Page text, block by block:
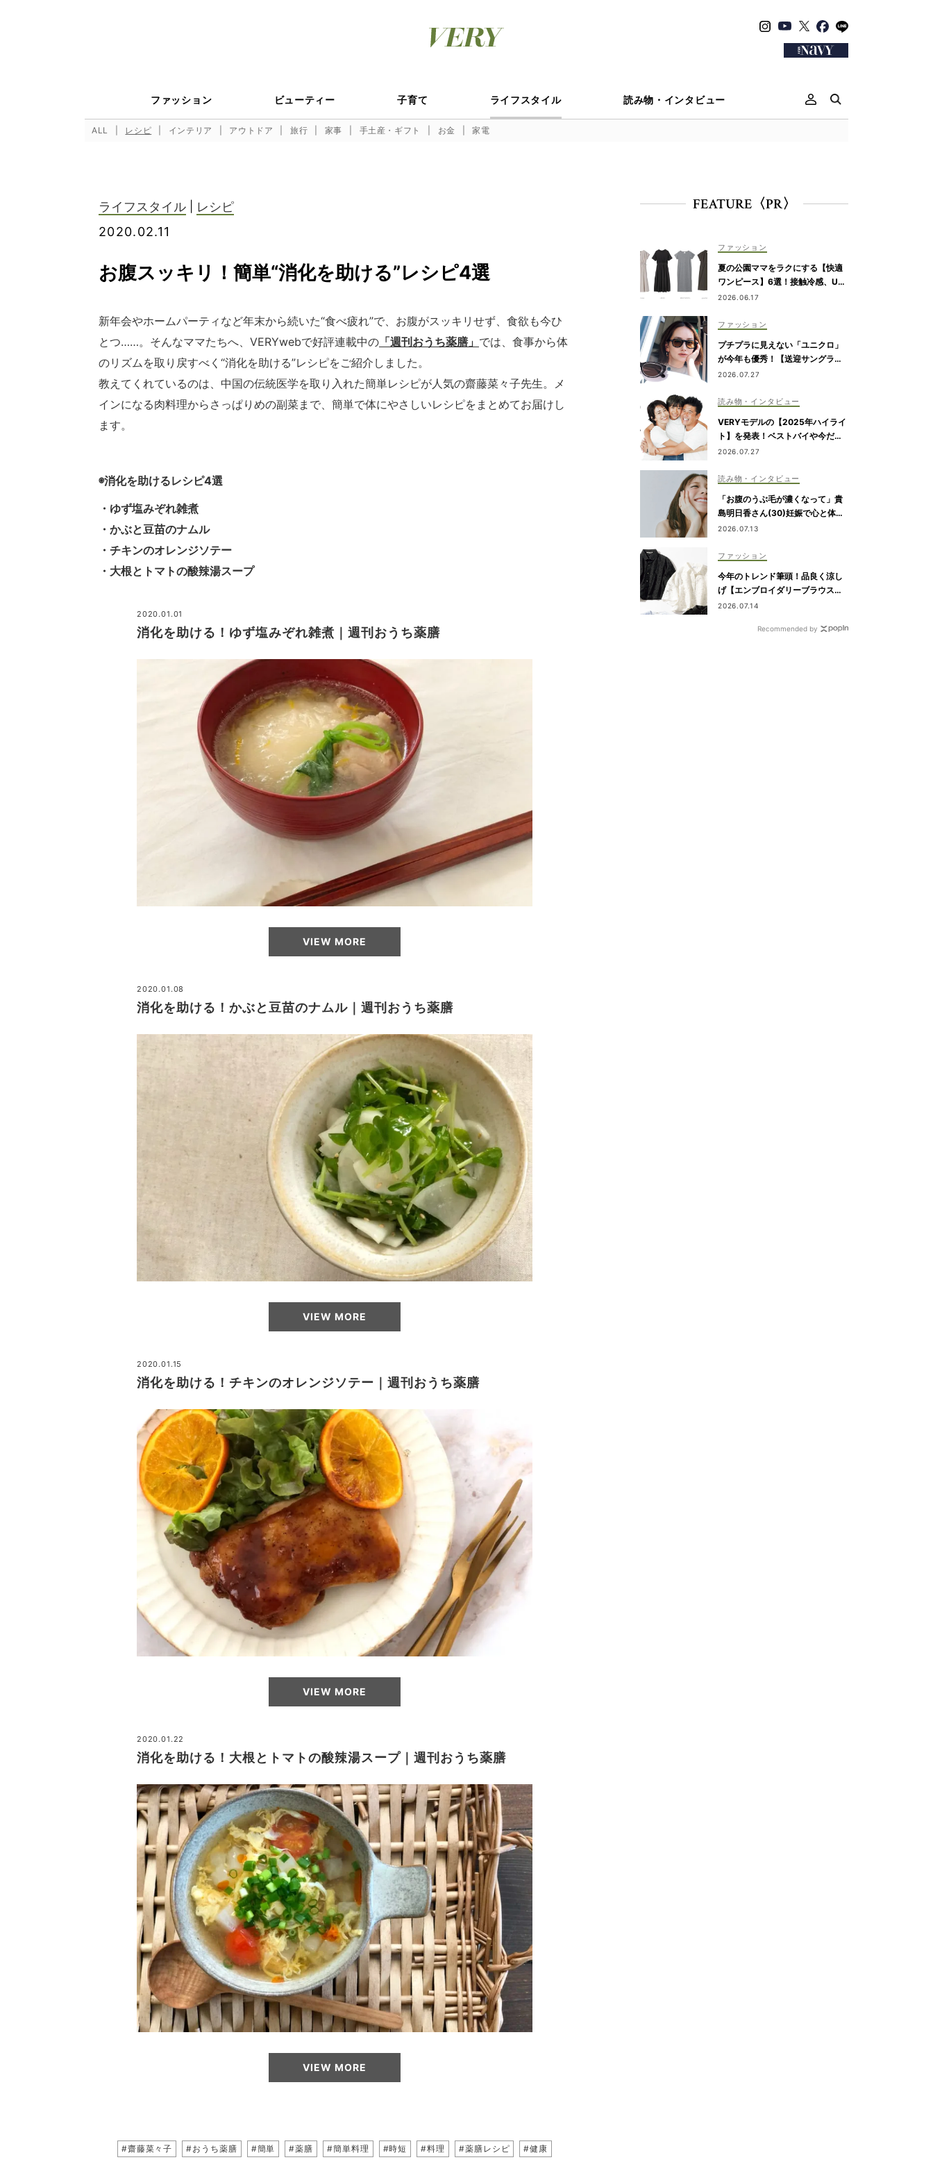
ファッション ビューティー 子育て ライフスタイル 読み物・インタビュー
ALL レシピ インテリア アウトドア 旅行 家事 手土産・ギフト お金 家電
ライフスタイル
レシピ
2020.02.11
お腹スッキリ！簡単“消化を助ける”レシピ4選
新年会やホームパーティなど年末から続いた“食べ疲れ”で、お腹がスッキリせず、食欲も今ひ
とつ……。そんなママたちへ、VERYwebで好評連載中の 「週刊おうち薬膳」 では、食事から体
のリズムを取り戻すべく“消化を助ける”レシピをご紹介しました。
教えてくれているのは、中国の伝統医学を取り入れた簡単レシピが人気の齋藤菜々子先生。メ
インになる肉料理からさっぱりめの副菜まで、簡単で体にやさしいレシピをまとめてお届けし
ます。
◉消化を助けるレシピ4選
・ゆず塩みぞれ雑煮
・かぶと豆苗のナムル
・チキンのオレンジソテー
・大根とトマトの酸辣湯スープ
2020.01.01
消化を助ける！ゆず塩みぞれ雑煮｜週刊おうち薬膳
VIEW MORE
2020.01.08
消化を助ける！かぶと豆苗のナムル｜週刊おうち薬膳
VIEW MORE
2020.01.15
消化を助ける！チキンのオレンジソテー｜週刊おうち薬膳
VIEW MORE
2020.01.22
消化を助ける！大根とトマトの酸辣湯スープ｜週刊おうち薬膳
VIEW MORE
#齋藤菜々子 #おうち薬膳 #簡単 #薬膳 #簡単料理 #時短 #料理 #薬膳レシピ #健康
FEATURE〈PR〉
ファッション
夏の公園ママをラクにする【快適
ワンピース】6選！接触冷感、UV
カット機能付きも
2026.06.17
ファッション
プチプラに見えない「ユニクロ」
が今年も優秀！【送迎サングラ
ス】のトレンドは“黒”のフレーム
2026.07.27
読み物・インタビュー
VERYモデルの【2025年ハイライ
ト】を発表！ベストバイや今だか
ら言える事件簿も大公開
2026.07.27
読み物・インタビュー
「お腹のうぶ毛が濃くなって」貴
島明日香さん(30)妊娠で心と体に
生じた変化も「愛しいです」
2026.07.13
ファッション
今年のトレンド筆頭！品良く涼し
げ【エンブロイダリーブラウス】
が“ワーママの新定番”
2026.07.14
Recommended by